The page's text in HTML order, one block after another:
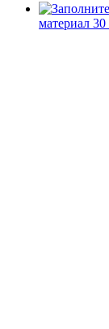
материал 30